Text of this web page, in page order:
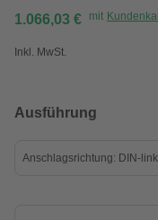
1.066,03 € mit
Inkl. MwSt.
Ausführung
Anschlagsrichtung: DIN-